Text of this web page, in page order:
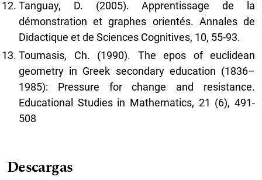
Tanguay, D. (2005). Apprentissage de la
démonstration et graphes orientés. Annales de
Didactique et de Sciences Cognitives, 10, 55-93.
Toumasis, Ch. (1990). The epos of euclidean
geometry in Greek secondary education (1836–
1985): Pressure for change and resistance.
Educational Studies in Mathematics, 21 (6), 491-
508
Descargas